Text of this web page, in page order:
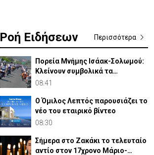
Ροή Ειδήσεων Περισσότερα
Πορεία Μνήμης Ισάακ-Σολωμού:
Κλείνουν συμβολικά τα
οδοφράγματα
08:41
Ο Όμιλος Λεπτός παρουσιάζει το
νέο του εταιρικό βίντεο
08:30
Σήμερα στο Ζακάκι το τελευταίο
αντίο στον 17χρονο Μάριο-